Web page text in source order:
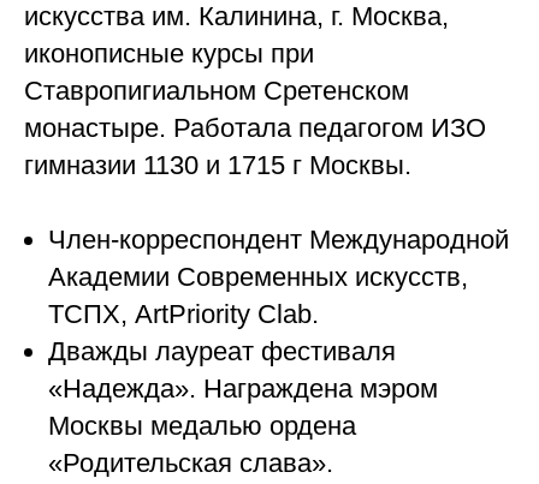
искусства им. Калинина, г. Москва,
иконописные курсы при
Ставропигиальном Сретенском
монастыре. Работала педагогом ИЗО
гимназии 1130 и 1715 г Москвы.
Член-корреспондент Международной
Академии Современных искусств,
ТСПХ, ArtPriority Clab.
Дважды лауреат фестиваля
«Надежда». Награждена мэром
Москвы медалью ордена
«Родительская слава».